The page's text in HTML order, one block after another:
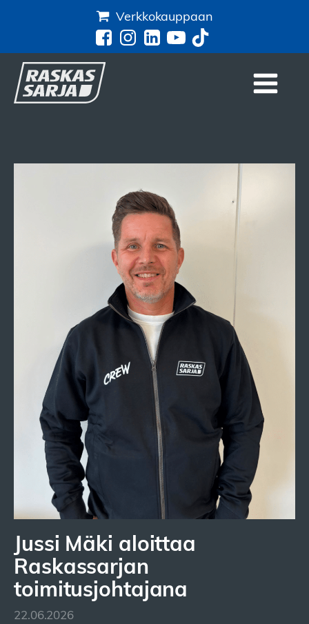
Verkkokauppaan
Jussi Mäki aloittaa
Raskassarjan
toimitusjohtajana
22.06.2026